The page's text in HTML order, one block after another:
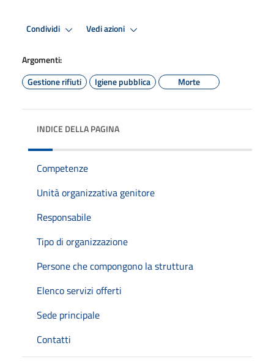
Condividi Vedi azioni
Argomenti:
Gestione rifiuti
Igiene pubblica Morte
INDICE DELLA PAGINA
Competenze
Unità organizzativa genitore
Responsabile
Tipo di organizzazione
Persone che compongono la struttura
Elenco servizi offerti
Sede principale
Contatti